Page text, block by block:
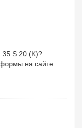
35 S 20 (K)?
на сайте.